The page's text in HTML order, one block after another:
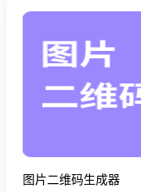
图片二维码生成器